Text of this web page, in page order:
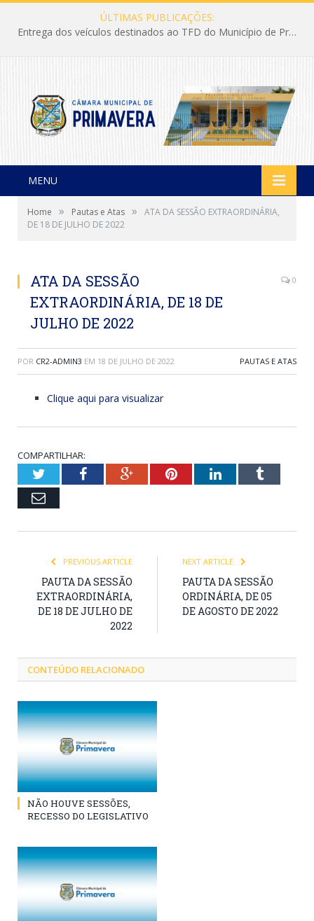
ÚLTIMAS PUBLICAÇÕES:
Entrega dos veículos destinados ao TFD do Município de Primavera
MENU
Home » Pautas e Atas »
ATA DA SESSÃO EXTRAORDINÁRIA,
DE 18 DE JULHO DE 2022
ATA DA SESSÃO
EXTRAORDINÁRIA, DE 18 DE
JULHO DE 2022
0
POR CR2-ADMIN3 EM 18 DE JULHO DE 2022 PAUTAS E ATAS
Clique aqui para visualizar
COMPARTILHAR:
TwitterFacebookGoogle+PinterestLinkedInTumblr
Email
PREVIOUS ARTICLE
PAUTA DA SESSÃO
EXTRAORDINÁRIA,
DE 18 DE JULHO DE
2022
NEXT ARTICLE
PAUTA DA SESSÃO
ORDINÁRIA, DE 05
DE AGOSTO DE 2022
CONTEÚDO RELACIONADO
NÃO HOUVE SESSÕES,
RECESSO DO LEGISLATIVO